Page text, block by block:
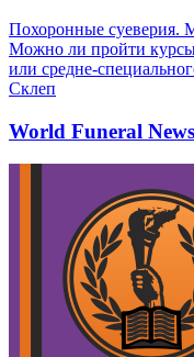
Похоронные суеверия.
Можно ли пройти
или средне-
Склеп
World Funeral News